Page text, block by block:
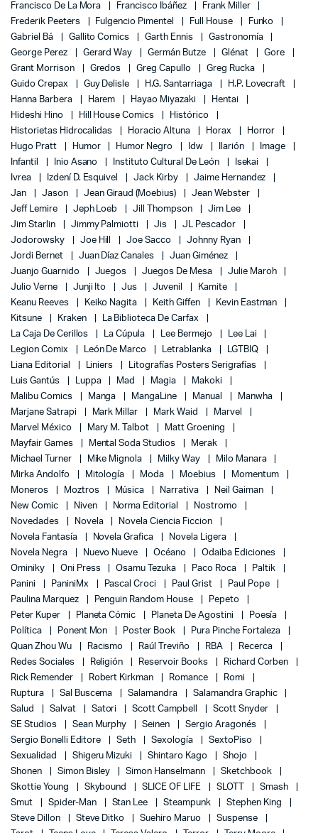
Francisco De La Mora
Francisco Ibáñez
Frank Miller
Frederik Peeters
Fulgencio Pimentel Full House
Funko
Gabriel Bá
Gallito Comics Garth Ennis
Gastronomía
George Perez
Gerard Way Germán Butze Glénat
Gore
Grant Morrison
Gredos Greg Capullo
Greg Rucka
Guido Crepax
Guy Delisle H.G. Santarriaga
H.P. Lovecraft
Hanna Barbera
Harem Hayao Miyazaki
Hentai
Hideshi Hino
Hill House Comics
Histórico
Historietas Hidrocalidas
Horacio Altuna Horax
Horror
Hugo Pratt
Humor Humor Negro Idw Ilarión
Image
Infantil
Inio Asano Instituto Cultural De León
Isekai
Ivrea
Izdení D. Esquivel Jack Kirby
Jaime Hernandez
Jan
Jason Jean Giraud (Moebius)
Jean Webster
Jeff Lemire
Jeph Loeb Jill Thompson
Jim Lee
Jim Starlin
Jimmy Palmiotti Jis
JL Pescador
Jodorowsky
Joe Hill Joe Sacco
Johnny Ryan
Jordi Bernet
Juan Díaz Canales
Juan Giménez
Juanjo Guarnido
Juegos Juegos De Mesa
Julie Maroh
Julio Verne
Junji Ito Jus Juvenil
Kamite
Keanu Reeves
Keiko Nagita Keith Giffen
Kevin Eastman
Kitsune
Kraken
La Biblioteca De Carfax
La Caja De Cerillos
La Cúpula Lee Bermejo
Lee Lai
Legion Comix
León De Marco Letrablanka
LGTBIQ
Liana Editorial
Liniers
Litografías Posters Serigrafías
Luis Gantús
Luppa Mad Magia
Makoki
Malibu Comics
Manga MangaLine Manual
Manwha
Marjane Satrapi
Mark Millar Mark Waid
Marvel
Marvel México
Mary M. Talbot
Matt Groening
Mayfair Games
Mental Soda Studios
Merak
Michael Turner
Mike Mignola Milky Way
Milo Manara
Mirka Andolfo
Mitología Moda Moebius
Momentum
Moneros
Moztros Música Narrativa
Neil Gaiman
New Comic
Niven Norma Editorial
Nostromo
Novedades
Novela
Novela Ciencia Ficcion
Novela Fantasía
Novela Grafica
Novela Ligera
Novela Negra
Nuevo Nueve Océano
Odaiba Ediciones
Ominiky
Oni Press Osamu Tezuka Paco Roca
Paltik
Panini
PaniniMx Pascal Croci Paul Grist
Paul Pope
Paulina Marquez
Penguin Random House
Pepeto
Peter Kuper
Planeta Cómic Planeta De Agostini
Poesía
Política
Ponent Mon Poster Book
Pura Pinche Fortaleza
Quan Zhou Wu
Racismo Raúl Treviño RBA
Recerca
Redes Sociales
Religión Reservoir Books
Richard Corben
Rick Remender
Robert Kirkman Romance
Romi
Ruptura
Sal Buscema Salamandra
Salamandra Graphic
Salud
Salvat Satori Scott Campbell
Scott Snyder
SE Studios
Sean Murphy Seinen
Sergio Aragonés
Sergio Bonelli Editore
Seth Sexología
SextoPiso
Sexualidad
Shigeru Mizuki Shintaro Kago
Shojo
Shonen
Simon Bisley Simon Hanselmann
Sketchbook
Skottie Young
Skybound SLICE OF LIFE SLOTT
Smash
Smut
Spider-Man Stan Lee Steampunk
Stephen King
Steve Dillon
Steve Ditko Suehiro Maruo
Suspense